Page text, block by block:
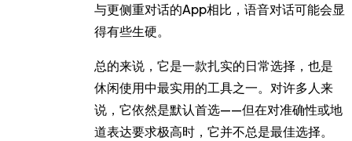
与更侧重对话的App相比，语音对话可能会显
得有些生硬。
总的来说，它是一款扎实的日常选择，也是
休闲使用中最实用的工具之一。对许多人来
说，它依然是默认首选——但在对准确性或地
道表达要求极高时，它并不总是最佳选择。